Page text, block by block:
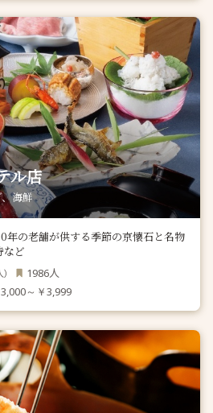
ル店
海鮮
年の老舗が供する季節の京懐石と名物
ど
1986人
3,000～￥3,999